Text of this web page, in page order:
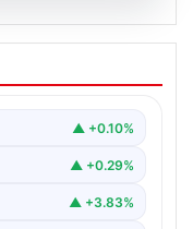
bir belediye
geldi. “Yeni
ve Belediye▲ +0.10%
▲ +0.29%
▲ +3.83%